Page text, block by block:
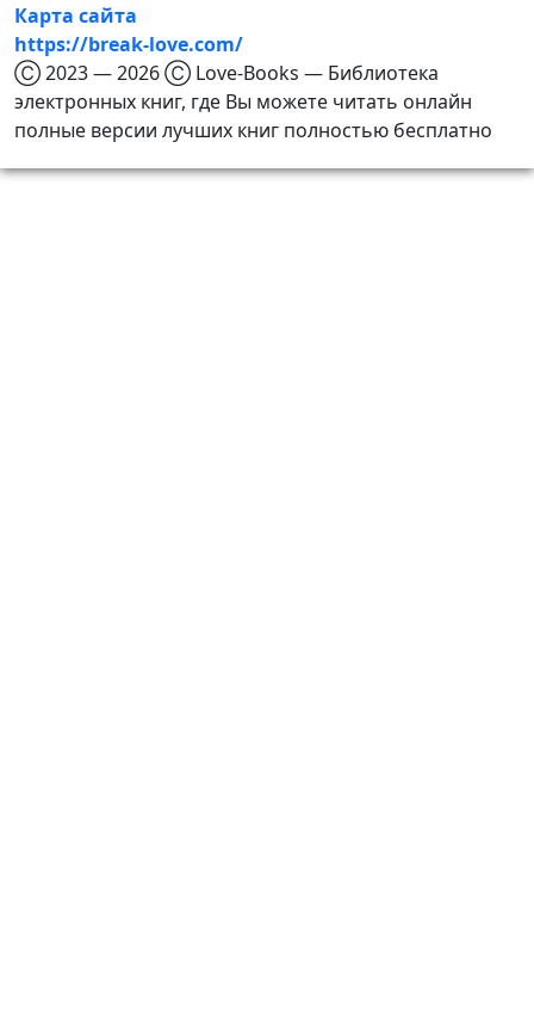
Карта сайта
https://break-love.com/
Ⓒ 2023 — 2026 Ⓒ Love-Books — Библиотека
электронных книг, где Вы можете читать онлайн
полные версии лучших книг полностью бесплатно